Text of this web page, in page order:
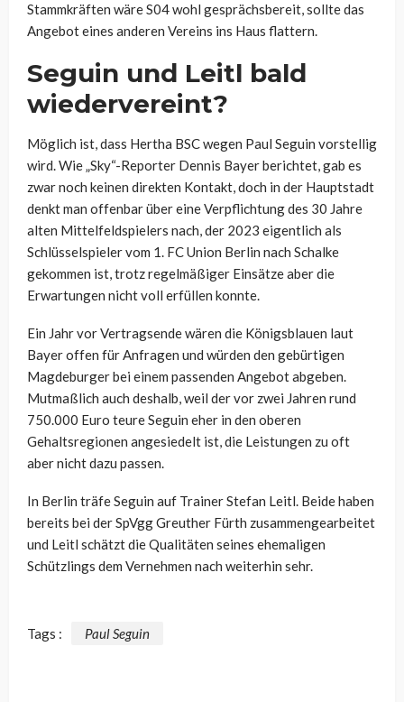
Stammkräften wäre S04 wohl gesprächsbereit, sollte das
Angebot eines anderen Vereins ins Haus flattern.
Seguin und Leitl bald
wiedervereint?
Möglich ist, dass Hertha BSC wegen Paul Seguin vorstellig
wird. Wie „Sky“-Reporter Dennis Bayer berichtet, gab es
zwar noch keinen direkten Kontakt, doch in der Hauptstadt
denkt man offenbar über eine Verpflichtung des 30 Jahre
alten Mittelfeldspielers nach, der 2023 eigentlich als
Schlüsselspieler vom 1. FC Union Berlin nach Schalke
gekommen ist, trotz regelmäßiger Einsätze aber die
Erwartungen nicht voll erfüllen konnte.
Ein Jahr vor Vertragsende wären die Königsblauen laut
Bayer offen für Anfragen und würden den gebürtigen
Magdeburger bei einem passenden Angebot abgeben.
Mutmaßlich auch deshalb, weil der vor zwei Jahren rund
750.000 Euro teure Seguin eher in den oberen
Gehaltsregionen angesiedelt ist, die Leistungen zu oft
aber nicht dazu passen.
In Berlin träfe Seguin auf Trainer Stefan Leitl. Beide haben
bereits bei der SpVgg Greuther Fürth zusammengearbeitet
und Leitl schätzt die Qualitäten seines ehemaligen
Schützlings dem Vernehmen nach weiterhin sehr.
Tags : Paul Seguin